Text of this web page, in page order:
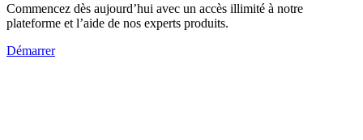
Commencez dès aujourd’hui avec un accès illimité à notre
plateforme et l’aide de nos experts produits.
Démarrer